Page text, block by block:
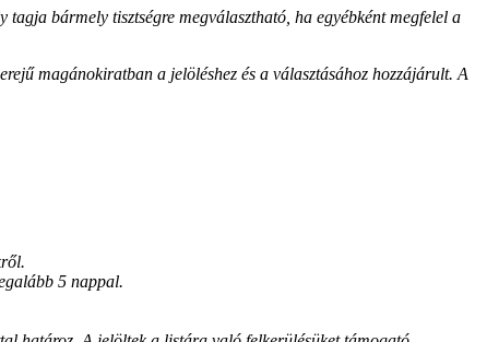
tagja bármely tisztségre megválasztható, ha egyébként megfelel a
magánokiratban a jelöléshez és a választásához hozzájárult. A
5 nappal.